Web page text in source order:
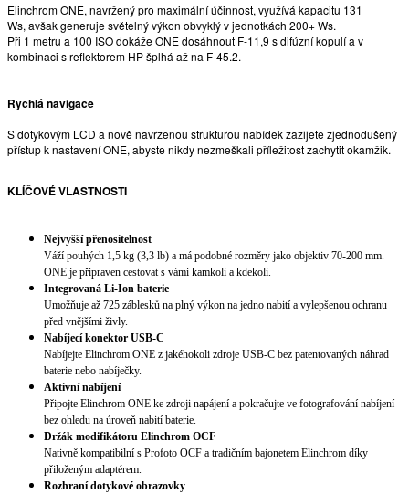
Elinchrom ONE, navržený pro maximální účinnost, využívá kapacitu 131
Ws, avšak generuje světelný výkon obvyklý v jednotkách 200+ Ws.
Při 1 metru a 100 ISO dokáže ONE dosáhnout F-11,9 s difúzní kopulí a v
kombinaci s reflektorem HP šplhá až na F-45.2.
Rychlá navigace
S dotykovým LCD a nově navrženou strukturou nabídek zažijete zjednodušený
přístup k nastavení ONE, abyste nikdy nezmeškali příležitost zachytit okamžik.
KLÍČOVÉ VLASTNOSTI
Nejvyšší přenositelnost
Váží pouhých 1,5 kg (3,3 lb) a má podobné rozměry jako objektiv 70-200 mm.
ONE je připraven cestovat s vámi kamkoli a kdekoli.
Integrovaná Li-Ion baterie
Umožňuje až 725 záblesků na plný výkon na jedno nabití a vylepšenou ochranu
před vnějšími živly.
Nabíjecí konektor USB-C
Nabíjejte Elinchrom ONE z jakéhokoli zdroje USB-C bez patentovaných náhrad
baterie nebo nabíječky.
Aktivní nabíjení
Připojte Elinchrom ONE ke zdroji napájení a pokračujte ve fotografování nabíjení
bez ohledu na úroveň nabití baterie.
Držák modifikátoru Elinchrom OCF
Nativně kompatibilní s Profoto OCF a tradičním bajonetem Elinchrom díky
přiloženým adaptérem.
Rozhraní dotykové obrazovky